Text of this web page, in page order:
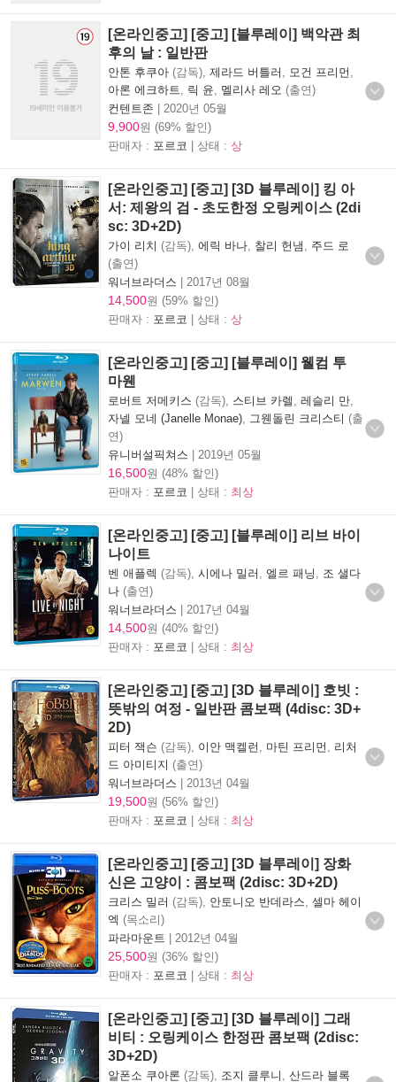
[온라인중고] [중고] [블루레이] 백악관 최
후의 날 : 일반판
안톤 후쿠아 (감독), 제라드 버틀러 모건 프리먼
아론 에크하트
릭 윤 멜리사 레오 (출연)
컨텐트존 | 2020년 05월
9,900원 (69% 할인)
판매자 : 포르코 | 상태 : 상
[온라인중고] [중고] [3D 블루레이] 킹 아
서: 제왕의 검 - 초도한정 오링케이스 (2di
sc: 3D+2D)
가이 리치 (감독), 에릭 바나 찰리 헌냄
주드 로
(출연)
워너브라더스 | 2017년 08월
14,500원 (59% 할인)
판매자 : 포르코 | 상태 : 상
[온라인중고] [중고] [블루레이] 웰컴 투
마웬
로버트 저메키스 (감독), 스티브 카렐 레슬리 만
자넬 모네 (Janelle Monae)
그웬돌린 크리스티 (출
연)
유니버설픽쳐스 | 2019년 05월
16,500원 (48% 할인)
판매자 : 포르코 | 상태 : 최상
[온라인중고] [중고] [블루레이] 리브 바이
나이트
벤 애플렉 (감독), 시에나 밀러 엘르 패닝
조 샐다
나 (출연)
워너브라더스 | 2017년 04월
14,500원 (40% 할인)
판매자 : 포르코 | 상태 : 최상
[온라인중고] [중고] [3D 블루레이] 호빗 :
뜻밖의 여정 - 일반판 콤보팩 (4disc: 3D+
2D)
피터 잭슨 (감독), 이안 맥켈런 마틴 프리먼
리처
드 아미티지 (출연)
워너브라더스 | 2013년 04월
19,500원 (56% 할인)
판매자 : 포르코 | 상태 : 최상
[온라인중고] [중고] [3D 블루레이] 장화
신은 고양이 : 콤보팩 (2disc: 3D+2D)
크리스 밀러 (감독), 안토니오 반데라스 셀마 헤이
엑 (목소리)
파라마운트 | 2012년 04월
25,500원 (36% 할인)
판매자 : 포르코 | 상태 : 최상
[온라인중고] [중고] [3D 블루레이] 그래
비티 : 오링케이스 한정판 콤보팩 (2disc:
3D+2D)
알폰소 쿠아론 (감독), 조지 클루니 산드라 블록